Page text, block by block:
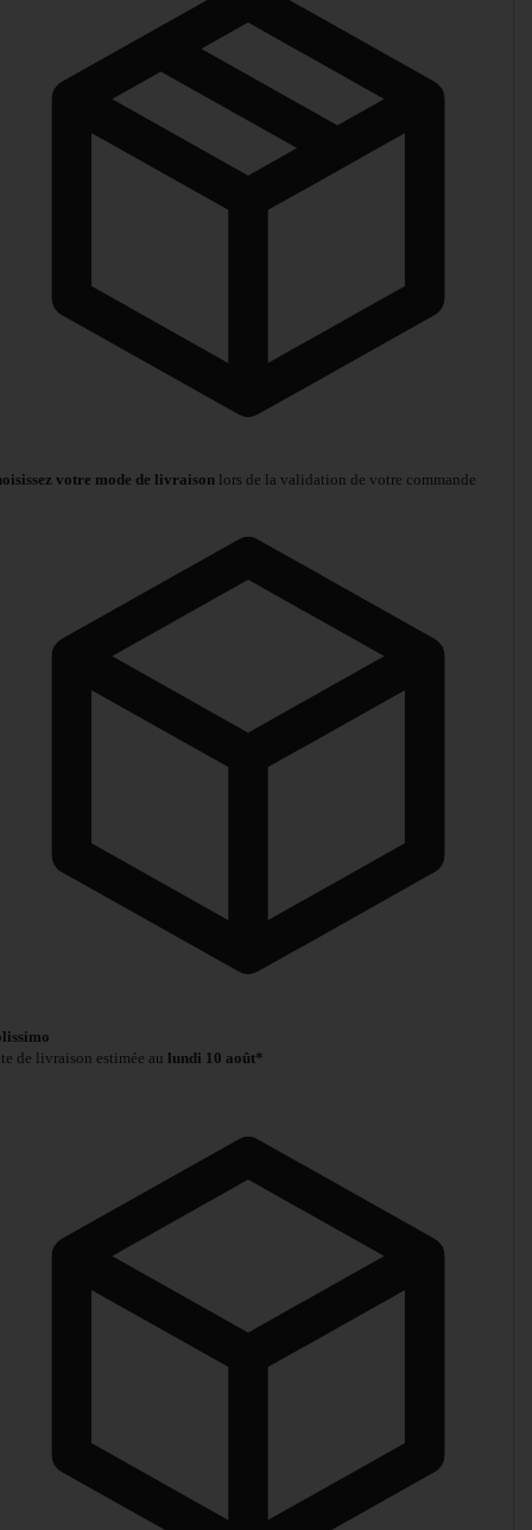
votre mode de livraison lors de la validation de votre commande
de livraison estimée au lundi 10 août*